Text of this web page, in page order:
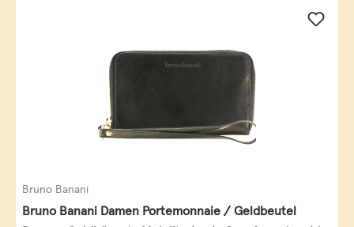
Bruno Banani
Bruno Banani Damen Portemonnaie / Geldbeutel